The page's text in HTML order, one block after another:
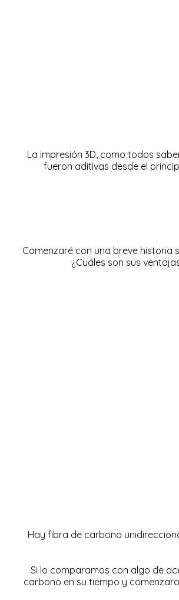
La impresión 3D, como todos
fueron aditivas desde el
Comenzaré con una breve historia
¿Cuáles son sus
Hay fibra de carbono
Si lo comparamos con algo de
carbono en su tiempo y